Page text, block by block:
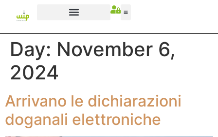
Day: November 6,
2024
Arrivano le dichiarazioni
doganali elettroniche